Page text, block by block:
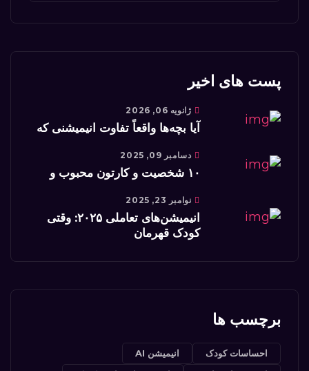
پست های اخیر
ژانویه 06, 2026
آیا بچه‌ها واقعاً تفاوت انیمیشنی که
دسامبر 09, 2025
۱۰ شخصیت و کارتون محبوب و
نوامبر 23, 2025
انیمیشن‌های تعاملی ۲۰۲۵: وقتی
کودک قهرمان
برچسب ها
احساسات کودک
انیمیشن AI